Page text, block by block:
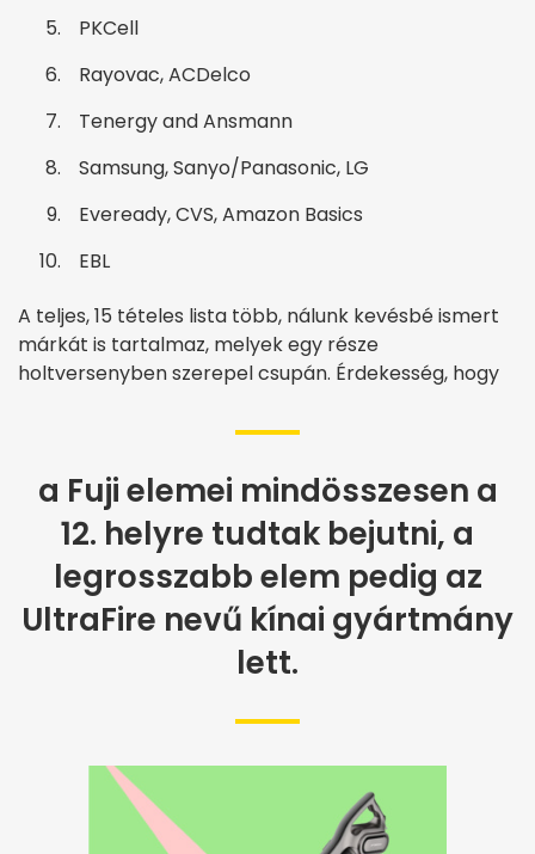
PKCell
Rayovac, ACDelco
Tenergy and Ansmann
Samsung, Sanyo/Panasonic, LG
Eveready, CVS, Amazon Basics
EBL
A teljes, 15 tételes lista több, nálunk kevésbé ismert
márkát is tartalmaz, melyek egy része
holtversenyben szerepel csupán. Érdekesség, hogy
a Fuji elemei mindösszesen a
12. helyre tudtak bejutni, a
legrosszabb elem pedig az
UltraFire nevű kínai gyártmány
lett.